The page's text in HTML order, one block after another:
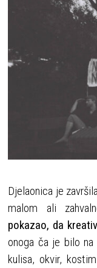
Djelaonica je
malom ali
pokazao, da
onoga ča je bilo
kulisa, okvir,